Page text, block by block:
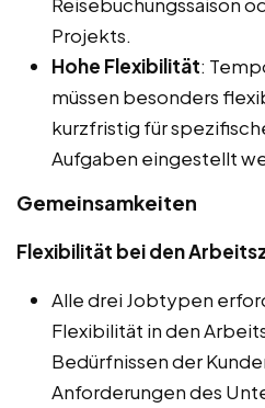
Projekts.
Hohe Flexibilität:
müssen besonders
kurzfristig für
Aufgaben eingestellt
Gemeinsamkeiten
Flexibilität bei den
Alle drei Jobtypen
Flexibilität in den
Bedürfnissen der
Anforderungen des